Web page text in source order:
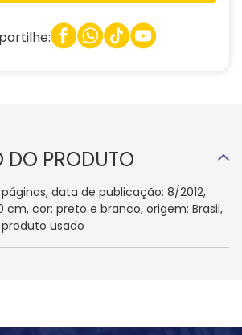
DO PRODUTO
páginas, data de publicação: 8/2012,
cm, cor: preto e branco, origem: Brasil,
usado